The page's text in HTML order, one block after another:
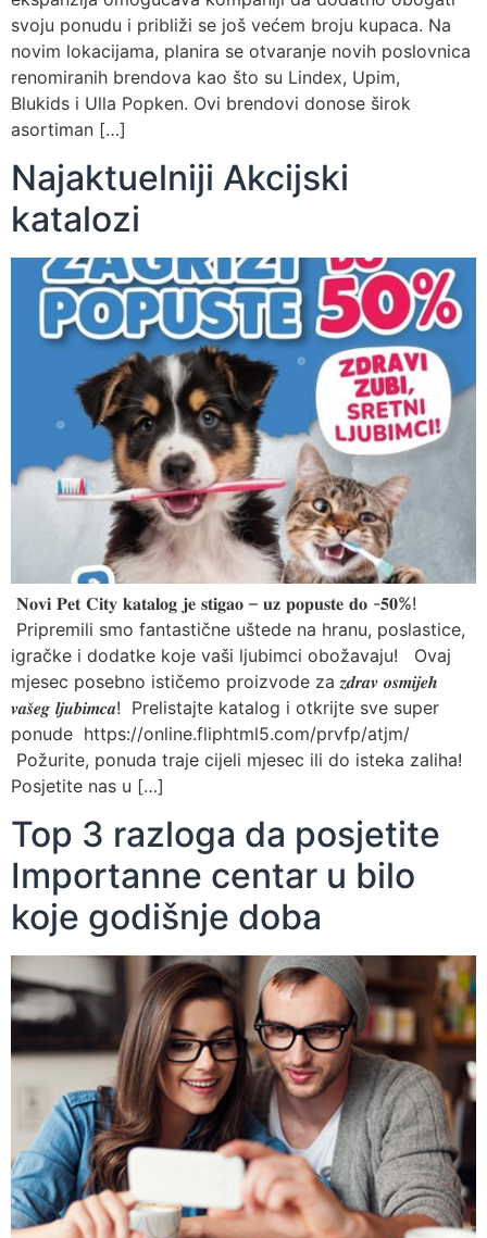
svoju ponudu i približi se još većem broju kupaca. Na
novim lokacijama, planira se otvaranje novih poslovnica
renomiranih brendova kao što su Lindex, Upim,
Blukids i Ulla Popken. Ovi brendovi donose širok
asortiman […]
Najaktuelniji Akcijski
katalozi
𝐍𝐨𝐯𝐢 𝐏𝐞𝐭 𝐂𝐢𝐭𝐲 𝐤𝐚𝐭𝐚𝐥𝐨𝐠 𝐣𝐞 𝐬𝐭𝐢𝐠𝐚𝐨 – 𝐮𝐳 𝐩𝐨𝐩𝐮𝐬𝐭𝐞 𝐝𝐨 -𝟓𝟎%!
Pripremili smo fantastične uštede na hranu, poslastice,
igračke i dodatke koje vaši ljubimci obožavaju! Ovaj
mjesec posebno ističemo proizvode za 𝒛𝒅𝒓𝒂𝒗 𝒐𝒔𝒎𝒊𝒋𝒆𝒉
𝒗𝒂𝒔̌𝒆𝒈 𝒍𝒋𝒖𝒃𝒊𝒎𝒄𝒂! Prelistajte katalog i otkrijte sve super
ponude https://online.fliphtml5.com/prvfp/atjm/
Požurite, ponuda traje cijeli mjesec ili do isteka zaliha!
Posjetite nas u […]
Top 3 razloga da posjetite
Importanne centar u bilo
koje godišnje doba